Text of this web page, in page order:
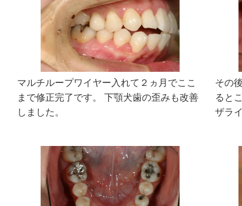
マルチループワイヤー入れて２ヵ月でここ
まで修正完了です。 下顎犬歯の歪みも改善
しました。
その
ると
ザラ